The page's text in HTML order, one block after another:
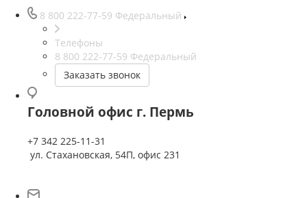
8 800 222-77-59 Федеральный
Телефоны
8 800 222-77-59 Федеральный
Заказать звонок
Головной офис г. Пермь
+7 342 225-11-31
ул. Стахановская, 54П, офис 231